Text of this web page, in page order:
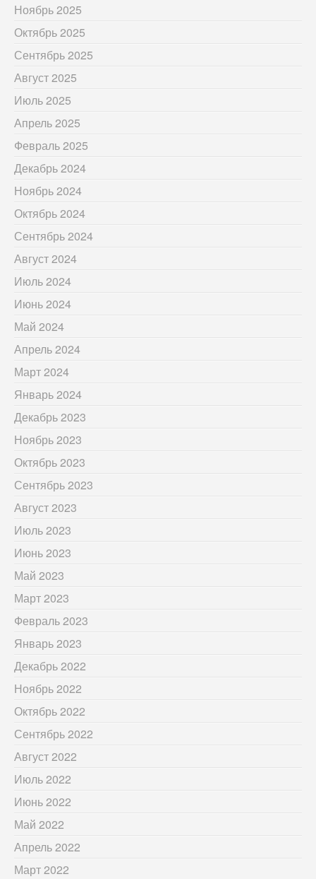
Ноябрь 2025
Октябрь 2025
Сентябрь 2025
Август 2025
Июль 2025
Апрель 2025
Февраль 2025
Декабрь 2024
Ноябрь 2024
Октябрь 2024
Сентябрь 2024
Август 2024
Июль 2024
Июнь 2024
Май 2024
Апрель 2024
Март 2024
Январь 2024
Декабрь 2023
Ноябрь 2023
Октябрь 2023
Сентябрь 2023
Август 2023
Июль 2023
Июнь 2023
Май 2023
Март 2023
Февраль 2023
Январь 2023
Декабрь 2022
Ноябрь 2022
Октябрь 2022
Сентябрь 2022
Август 2022
Июль 2022
Июнь 2022
Май 2022
Апрель 2022
Март 2022